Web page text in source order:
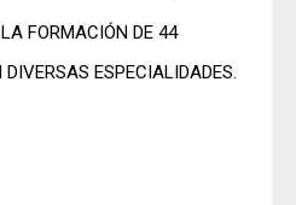
FORMACIÓN DE 44
ESPECIALIDADES.